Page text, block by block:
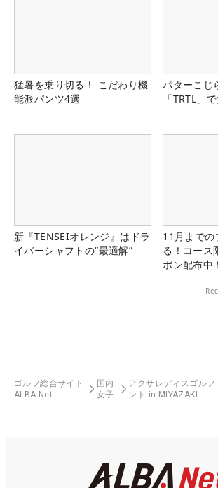
猛暑を乗り切る！ こだわり機
能派パンツ4選
パターこじ
「TRTL」
新『TENSEIオレンジ』はドラ
イバーシャフトの“最適解”
11月までの
る！コース
ポン配布中！
ゴルフ総合サイト
ALBA Net
国内
女子
アクサレディスゴルフ
ント in MIYAZAKI